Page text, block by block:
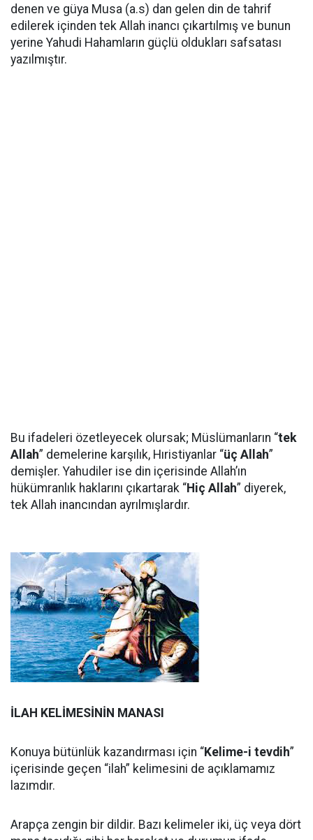
denen ve güya Musa (a.s) dan gelen din de tahrif
edilerek içinden tek Allah inancı çıkartılmış ve bunun
yerine Yahudi Hahamların güçlü oldukları safsatası
yazılmıştır.
Bu ifadeleri özetleyecek olursak; Müslümanların “tek
Allah” demelerine karşılık, Hıristiyanlar “üç Allah”
demişler. Yahudiler ise din içerisinde Allah’ın
hükümranlık haklarını çıkartarak “Hiç Allah” diyerek,
tek Allah inancından ayrılmışlardır.
İLAH KELİMESİNİN MANASI
Konuya bütünlük kazandırması için “Kelime-i tevdih”
içerisinde geçen “ilah” kelimesini de açıklamamız
lazımdır.
Arapça zengin bir dildir. Bazı kelimeler iki, üç veya dört